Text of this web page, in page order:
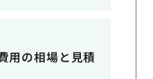
用の相場と見積